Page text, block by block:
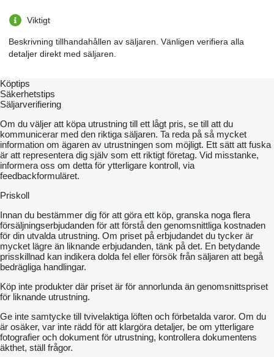
Viktigt
Beskrivning tillhandahållen av säljaren. Vänligen verifiera alla
detaljer direkt med säljaren.
Köptips
Säkerhetstips
Säljarverifiering
Om du väljer att köpa utrustning till ett lågt pris, se till att du
kommunicerar med den riktiga säljaren. Ta reda på så mycket
information om ägaren av utrustningen som möjligt. Ett sätt att fuska
är att representera dig själv som ett riktigt företag. Vid misstanke,
informera oss om detta för ytterligare kontroll, via
feedbackformuläret.
Priskoll
Innan du bestämmer dig för att göra ett köp, granska noga flera
försäljningserbjudanden för att förstå den genomsnittliga kostnaden
för din utvalda utrustning. Om priset på erbjudandet du tycker är
mycket lägre än liknande erbjudanden, tänk på det. En betydande
prisskillnad kan indikera dolda fel eller försök från säljaren att begå
bedrägliga handlingar.
Köp inte produkter där priset är för annorlunda än genomsnittspriset
för liknande utrustning.
Ge inte samtycke till tvivelaktiga löften och förbetalda varor. Om du
är osäker, var inte rädd för att klargöra detaljer, be om ytterligare
fotografier och dokument för utrustning, kontrollera dokumentens
äkthet, ställ frågor.